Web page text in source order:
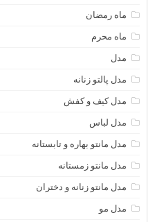
ماه رمضان
ماه محرم
مدل
مدل پالتو زنانه
مدل کیف و کفش
مدل لباس
مدل مانتو بهاره و تابستانه
مدل مانتو زمستانه
مدل مانتو زنانه و دختران
مدل مو